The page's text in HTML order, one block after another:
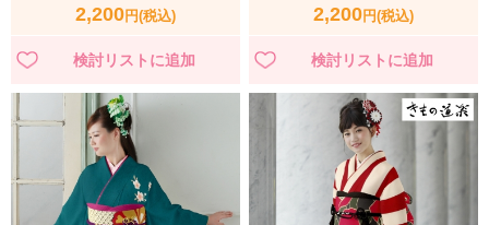
2,200円(税込) 2,200円(税込)